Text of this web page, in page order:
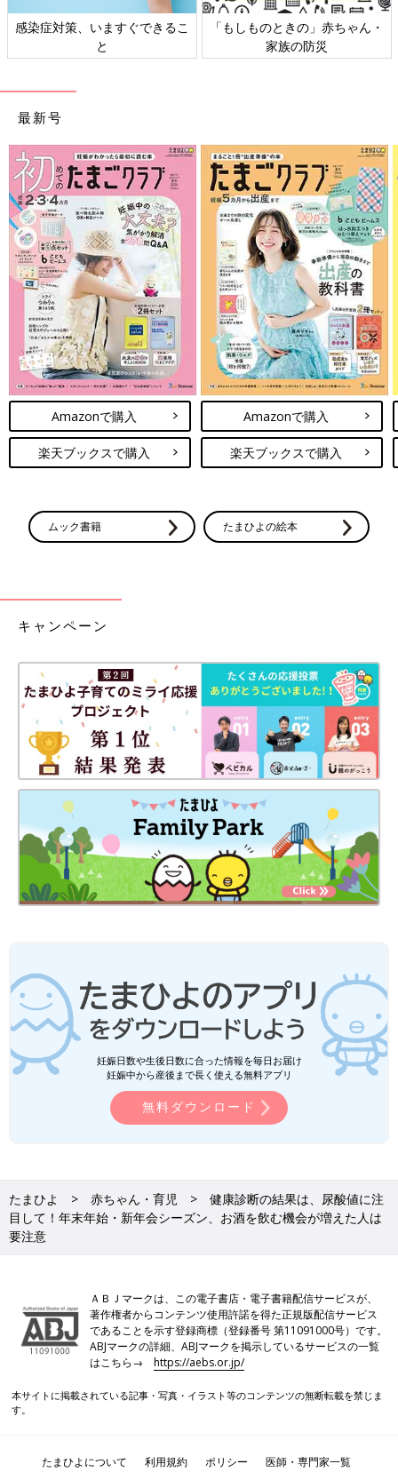
感染症対策、いますぐできるこ
と
「もしものときの」赤ちゃん・
家族の防災
最新号
Amazonで購入
楽天ブックスで購入
Amazonで購入
楽天ブックスで購入
ムック書籍 たまひよの絵本
キャンペーン
妊娠日数や生後日数に合った情報を毎日お届け
妊娠中から産後まで長く使える無料アプリ
無料ダウンロード
たまひよ 赤ちゃん・育児
健康診断の結果は、尿酸値に注
目して！年末年始・新年会シーズン、お酒を飲む機会が増えた人は
要注意
ＡＢＪマークは、この電子書店・電子書籍配信サービスが、
著作権者からコンテンツ使用許諾を得た正規版配信サービス
であることを示す登録商標（登録番号 第11091000号）です。
ABJマークの詳細、ABJマークを掲示しているサービスの一覧
はこちら→https://aebs.or.jp/
本サイトに掲載されている記事・写真・イラスト等のコンテンツの無断転載を禁じま
す。
たまひよについて 利用規約 ポリシー 医師・専門家一覧